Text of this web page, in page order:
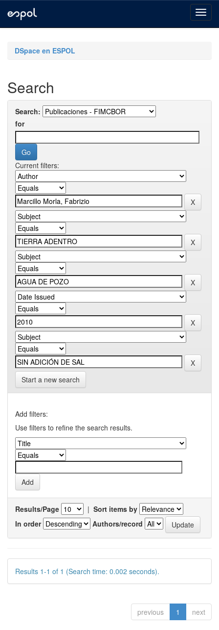
navigationDSpace en ESPOL
Search
Search:
for
Current filters:
Start a new search
Add filters:
Use filters to refine the search results.
Results/Page | Sort items by
In order
Authors/record
Results 1-1 of 1 (Search time: 0.002 seconds).
previous 1 next